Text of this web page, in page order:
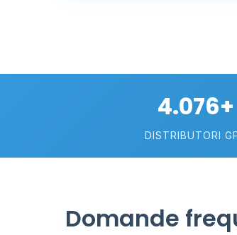
4.076+
DISTRIBUTORI
Domande